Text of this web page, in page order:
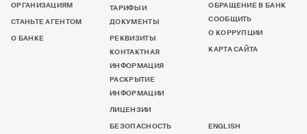
ОРГАНИЗАЦИЯМ
СТАНЬТЕ АГЕНТОМ
О БАНКЕ
ТАРИФЫ И
ДОКУМЕНТЫ
РЕКВИЗИТЫ
КОНТАКТНАЯ
ИНФОРМАЦИЯ
РАСКРЫТИЕ
ИНФОРМАЦИИ
ЛИЦЕНЗИИ
БЕЗОПАСНОСТЬ
ОБРАЩЕНИЕ В БАНК
СООБЩИТЬ
О КОРРУПЦИИ
КАРТА САЙТА
ENGLISH